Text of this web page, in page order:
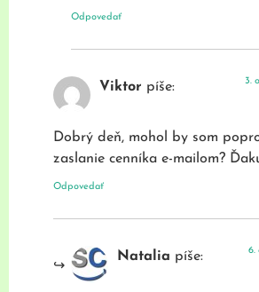
Odpovedať
Viktor píše: 3.
Dobrý deň, mohol by som
zaslanie cenníka e-mailom?
Odpovedať
Natalia píše: 6.